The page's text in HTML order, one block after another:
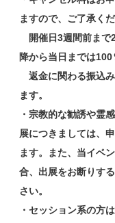
ますので、ご了承くだ
開催日3週間前まで
降から当日までは100
返金に関わる振込
ます。
・宗教的な勧誘や霊
展につきましては、
ます。また、当イベ
合、出展をお断りす
さい。
・セッション系の方